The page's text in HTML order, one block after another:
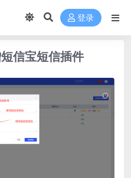
登录
信宝短信插件